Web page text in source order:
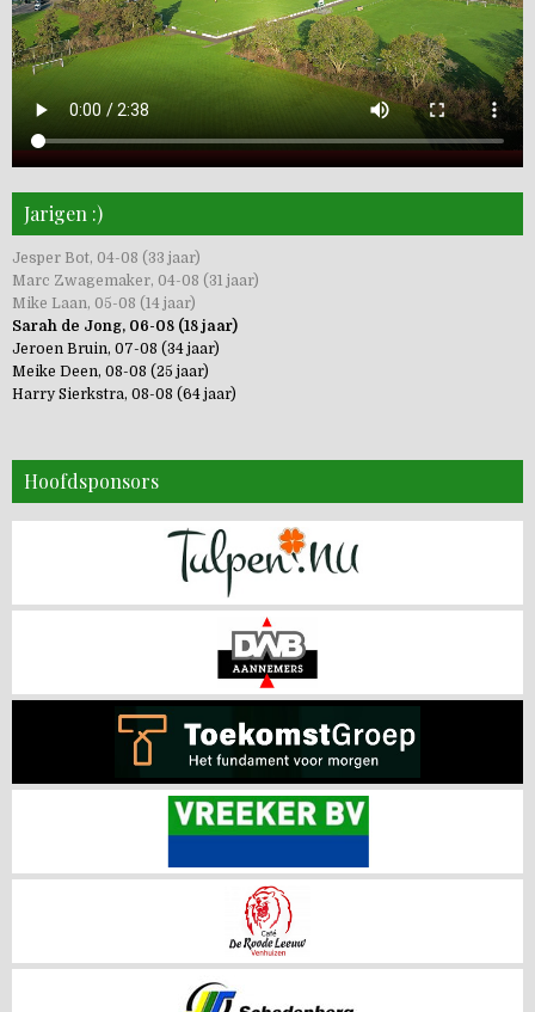
Jarigen :)
Jesper Bot, 04-08 (33 jaar)
Marc Zwagemaker, 04-08 (31 jaar)
Mike Laan, 05-08 (14 jaar)
Sarah de Jong, 06-08 (18 jaar)
Jeroen Bruin, 07-08 (34 jaar)
Meike Deen, 08-08 (25 jaar)
Harry Sierkstra, 08-08 (64 jaar)
Hoofdsponsors